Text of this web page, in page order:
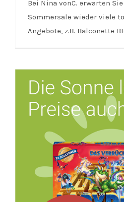
Nina von C. |
Bei Nina vonC. erwarten
Sommersale wieder viele
Angebote, z.B. Balconette